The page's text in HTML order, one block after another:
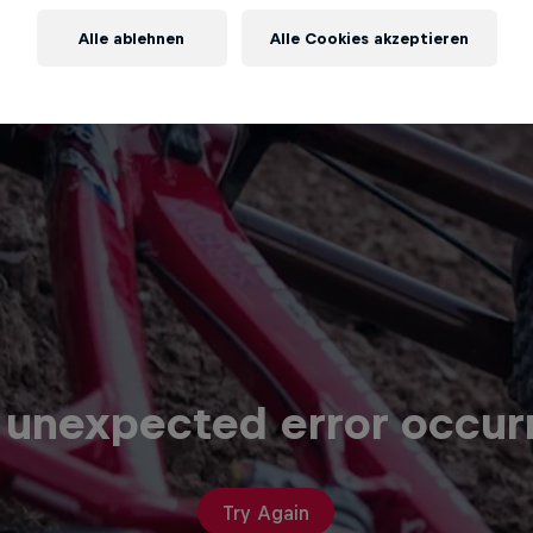
error
Try Again
Alle ablehnen Alle Cookies akzeptieren